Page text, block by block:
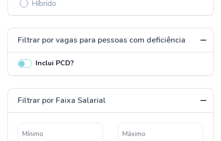
Híbrido
Filtrar por vagas para pessoas com deficiência
Inclui PCD?
Filtrar por Faixa Salarial